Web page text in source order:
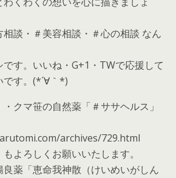
相談・＃美容相談・＃心の相談 なん
す。いいね・G+1・TWで応援して
です。(*´∀｀*)
クマ笹の自然薬「＃ササヘルス」
archives/729.html
もよろしくお願いいたします。
薬「恵命我神散（けいめいがしん